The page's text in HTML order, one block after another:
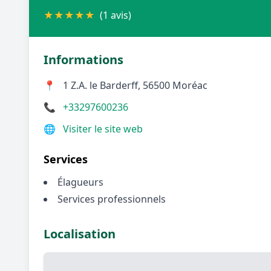
★★★★★ (1 avis)
Informations
📍
1 Z.A. le Barderff, 56500 Moréac
📞 +33297600236
🌐 Visiter le site web
Services
Élagueurs
Services professionnels
Localisation